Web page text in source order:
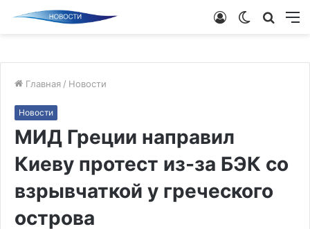
Поиск
Switch
Войти
Главная / Новости
Новости
МИД Греции направил
Киеву протест из-за БЭК со
взрывчаткой у греческого
острова